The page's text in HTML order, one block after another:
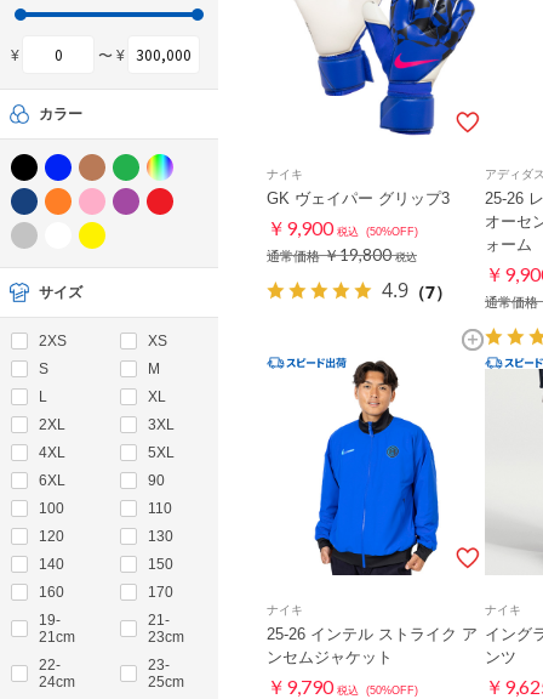
¥ 〜 ¥
カラー
サイズ
2XS
XS
S
M
L
XL
2XL
3XL
4XL
5XL
6XL
90
100
110
120
130
140
150
160
170
19-
21cm
21-
23cm
22-
24cm
23-
25cm
ナイキ
GK ヴェイパー グリップ3
￥9,900 税込 (50%OFF)
通常価格￥19,800 税込
4.9 （7）
アディダ
25-26
オーセ
ォーム
￥
通常価格
ナイキ
25-26 インテル ストライク ア
ンセムジャケット
￥9,790 税込 (50%OFF)
ナイキ
イング
ンツ
￥